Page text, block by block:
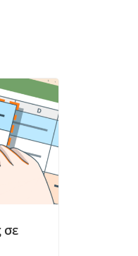
σε